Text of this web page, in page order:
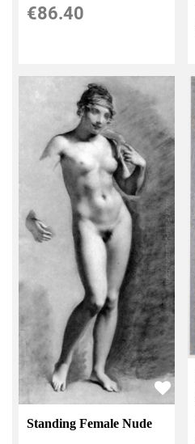
€86.40
Standing Female Nude